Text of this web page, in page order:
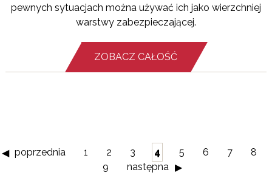
pewnych sytuacjach można używać ich jako wierzchniej
warstwy zabezpieczającej.
ZOBACZ CAŁOŚĆ
poprzednia 1 2 3 4 5 6 7
8
9
następna